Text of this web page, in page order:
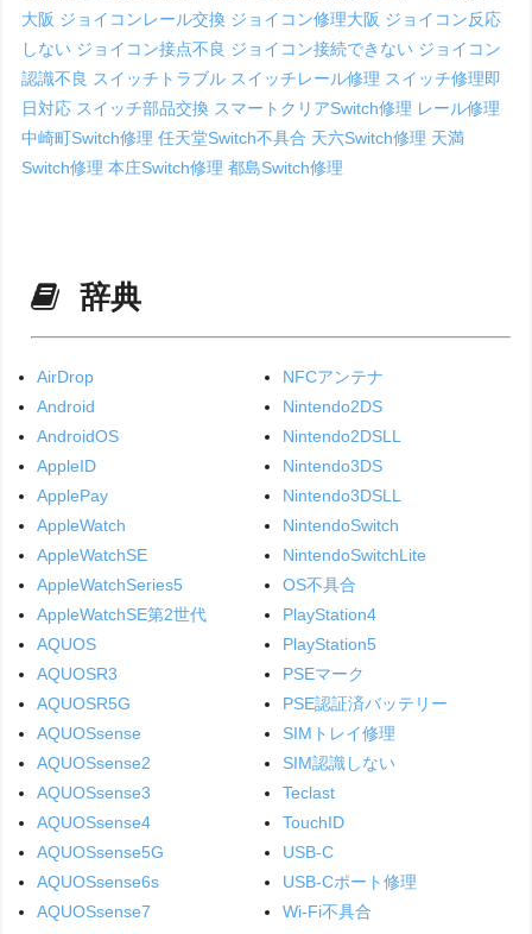
大阪 ジョイコンレール交換 ジョイコン修理大阪 ジョイコン反応
しない ジョイコン接点不良 ジョイコン接続できない ジョイコン
認識不良 スイッチトラブル スイッチレール修理 スイッチ修理即
日対応 スイッチ部品交換 スマートクリアSwitch修理 レール修理
中崎町Switch修理任天堂Switch不具合 天六Switch修理 天満
Switch修理本庄Switch修理都島Switch修理
辞典
AirDrop
Android
AndroidOS
AppleID
ApplePay
AppleWatch
AppleWatchSE
AppleWatchSeries5
AppleWatchSE第2世代
AQUOS
AQUOSR3
AQUOSR5G
AQUOSsense
AQUOSsense2
AQUOSsense3
AQUOSsense4
AQUOSsense5G
AQUOSsense6s
AQUOSsense7
NFCアンテナ
Nintendo2DS
Nintendo2DSLL
Nintendo3DS
Nintendo3DSLL
NintendoSwitch
NintendoSwitchLite
OS不具合
PlayStation4
PlayStation5
PSEマーク
PSE認証済バッテリー
SIMトレイ修理
SIM認識しない
Teclast
TouchID
USB-C
USB-Cポート修理
Wi-Fi不具合